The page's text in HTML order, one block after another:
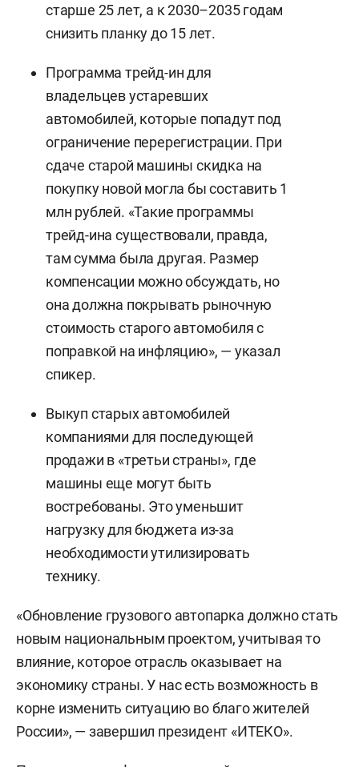
старше 25 лет, а к 2030–2035 годам
снизить планку до 15 лет.
Программа трейд-ин для
владельцев устаревших
автомобилей, которые попадут под
ограничение перерегистрации. При
сдаче старой машины скидка на
покупку новой могла бы составить 1
млн рублей. «Такие программы
трейд-ина существовали, правда,
там сумма была другая. Размер
компенсации можно обсуждать, но
она должна покрывать рыночную
стоимость старого автомобиля с
поправкой на инфляцию», — указал
спикер.
Выкуп старых автомобилей
компаниями для последующей
продажи в «третьи страны», где
машины еще могут быть
востребованы. Это уменьшит
нагрузку для бюджета из-за
необходимости утилизировать
технику.
«Обновление грузового автопарка должно стать
новым национальным проектом, учитывая то
влияние, которое отрасль оказывает на
экономику страны. У нас есть возможность в
корне изменить ситуацию во благо жителей
России», — завершил президент «ИТЕКО».